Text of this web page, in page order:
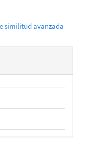
similitud avanzada